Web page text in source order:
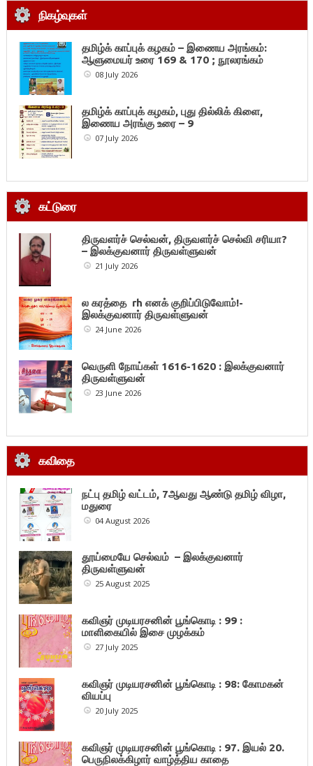
நிகழ்வுகள்
தமிழ்க் காப்புக் கழகம் – இணைய அரங்கம்:
ஆளுமையர் உரை 169 & 170 ; நூலரங்கம்
08 July 2026
தமிழ்க் காப்புக் கழகம், புது தில்லிக் கிளை,
இணைய அரங்கு உரை – 9
07 July 2026
கட்டுரை
திருவளர்ச் செல்வன், திருவளர்ச் செல்வி சரியா?
– இலக்குவனார் திருவள்ளுவன்
21 July 2026
ல கரத்தை rh எனக் குறிப்பிடுவோம்!-
இலக்குவனார் திருவள்ளுவன்
24 June 2026
வெருளி நோய்கள் 1616-1620 : இலக்குவனார்
திருவள்ளுவன்
23 June 2026
கவிதை
நட்பு தமிழ் வட்டம், 7ஆவது ஆண்டு தமிழ் விழா,
மதுரை
04 August 2026
தூய்மையே செல்வம் – இலக்குவனார்
திருவள்ளுவன்
25 August 2025
கவிஞர் முடியரசனின் பூங்கொடி : 99 :
மாளிகையில் இசை முழக்கம்
27 July 2025
கவிஞர் முடியரசனின் பூங்கொடி : 98: கோமகன்
வியப்பு
20 July 2025
கவிஞர் முடியரசனின் பூங்கொடி : 97. இயல் 20.
பெருநிலக்கிழார் வாழ்த்திய காதை